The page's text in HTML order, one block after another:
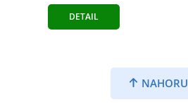
DETAIL
NAHORU